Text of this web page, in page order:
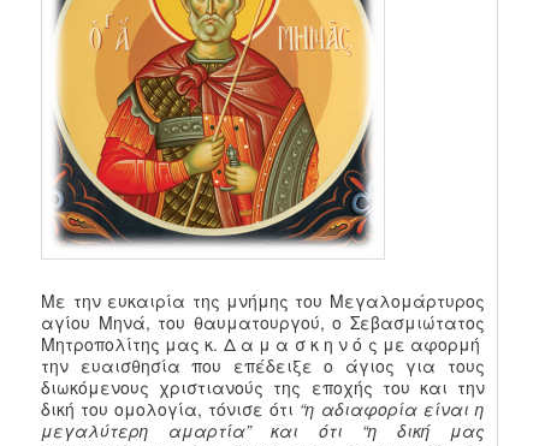
Με την ευκαιρία της μνήμης του Μεγαλομάρτυρος
αγίου Μηνά, του θαυματουργού, ο Σεβασμιώτατος
Μητροπολίτης μας κ. Δ α μ α σ κ η ν ό ς με αφορμή
την ευαισθησία που επέδειξε ο άγιος για τους
διωκόμενους χριστιανούς της εποχής του και την
δική του ομολογία, τόνισε ότι “η αδιαφορία είναι η
μεγαλύτερη αμαρτία” και ότι “η δική μας